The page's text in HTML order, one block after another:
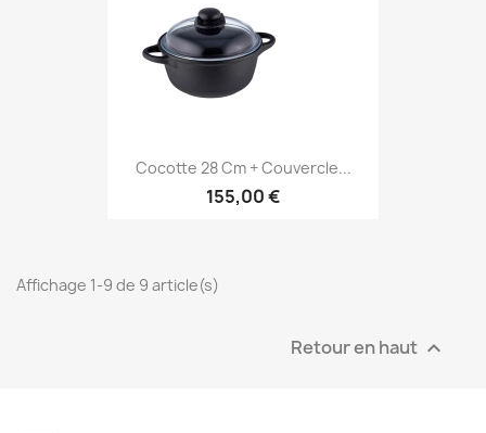
Cocotte 28 Cm + Couvercle...
155,00 €
Affichage 1-9 de 9 article(s)
Retour en haut 